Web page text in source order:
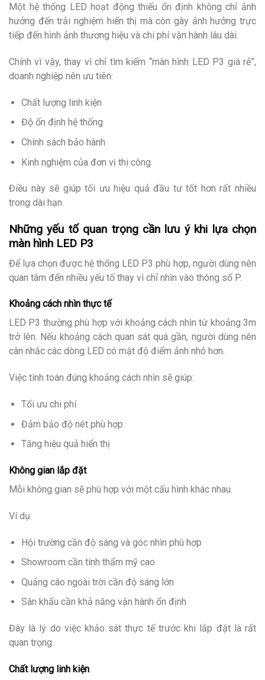
Một hệ thống LED hoạt động thiếu ổn định không chỉ ảnh
hưởng đến trải nghiệm hiển thị mà còn gây ảnh hưởng trực
tiếp đến hình ảnh thương hiệu và chi phí vận hành lâu dài.
Chính vì vậy, thay vì chỉ tìm kiếm “màn hình LED P3 giá rẻ”,
doanh nghiệp nên ưu tiên:
Chất lượng linh kiện
Độ ổn định hệ thống
Chính sách bảo hành
Kinh nghiệm của đơn vị thi công
Điều này sẽ giúp tối ưu hiệu quả đầu tư tốt hơn rất nhiều
trong dài hạn.
Những yếu tố quan trọng cần lưu ý khi lựa chọn
màn hình LED P3
Để lựa chọn được hệ thống LED P3 phù hợp, người dùng nên
quan tâm đến nhiều yếu tố thay vì chỉ nhìn vào thông số P.
Khoảng cách nhìn thực tế
LED P3 thường phù hợp với khoảng cách nhìn từ khoảng 3m
trở lên. Nếu khoảng cách quan sát quá gần, người dùng nên
cân nhắc các dòng LED có mật độ điểm ảnh nhỏ hơn.
Việc tính toán đúng khoảng cách nhìn sẽ giúp:
Tối ưu chi phí
Đảm bảo độ nét phù hợp
Tăng hiệu quả hiển thị
Không gian lắp đặt
Mỗi không gian sẽ phù hợp với một cấu hình khác nhau.
Ví dụ:
Hội trường cần độ sáng và góc nhìn phù hợp
Showroom cần tính thẩm mỹ cao
Quảng cáo ngoài trời cần độ sáng lớn
Sân khấu cần khả năng vận hành ổn định
Đây là lý do việc khảo sát thực tế trước khi lắp đặt là rất
quan trọng.
Chất lượng linh kiện